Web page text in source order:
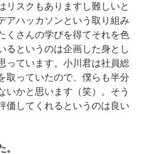
リスクもありますし難しいと
アハッカソンという取り組み
くさんの学びを得てそれを色
るというのは企画した身とし
っています。小川君は社員総
取っていたので、僕らも半分
いかと思います（笑）。そう
価してくれるというのは良い
。